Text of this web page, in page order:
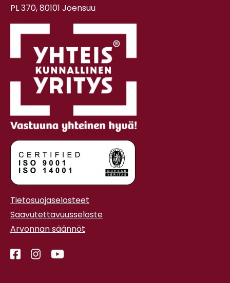
PL 370, 80101 Joensuu
Tietosuojaselosteet
Saavutettavuusseloste
Arvonnan säännöt